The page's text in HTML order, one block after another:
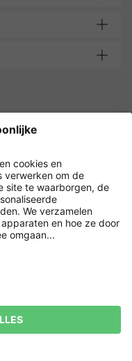
Leveringsvoorwaarden
Cookie-instellingen